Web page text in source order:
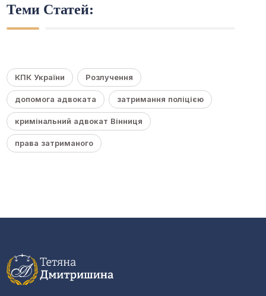
Теми Статей:
КПК України Розлучення
допомога адвоката затримання поліцією
кримінальний адвокат Вінниця
права затриманого